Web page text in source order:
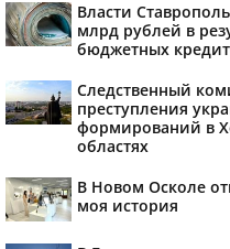
Власти
млрд рублей в
бюджетных
Следственный
преступления
формирований в
областях
В Новом Осколе
моя история